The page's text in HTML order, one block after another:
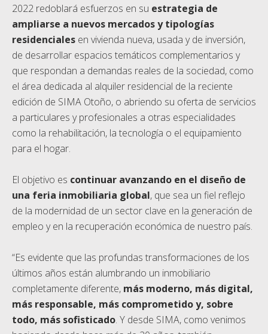
2022 redoblará esfuerzos en su estrategia de
ampliarse a nuevos mercados y tipologías
residenciales en vivienda nueva, usada y de inversión,
de desarrollar espacios temáticos complementarios y
que respondan a demandas reales de la sociedad, como
el área dedicada al alquiler residencial de la reciente
edición de SIMA Otoño, o abriendo su oferta de servicios
a particulares y profesionales a otras especialidades
como la rehabilitación, la tecnología o el equipamiento
para el hogar.
El objetivo es continuar avanzando en el diseño de
una feria inmobiliaria global, que sea un fiel reflejo
de la modernidad de un sector clave en la generación de
empleo y en la recuperación económica de nuestro país.
“Es evidente que las profundas transformaciones de los
últimos años están alumbrando un inmobiliario
completamente diferente, más moderno, más digital,
más responsable, más comprometido y, sobre
todo, más sofisticado. Y desde SIMA, como venimos